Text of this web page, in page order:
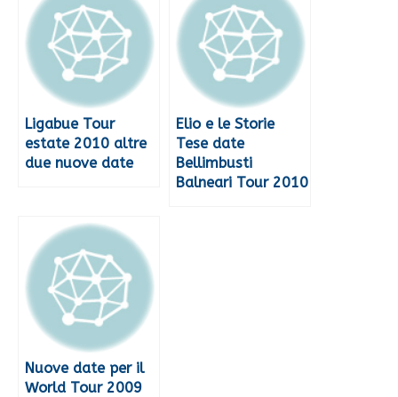
Ligabue Tour
estate 2010 altre
due nuove date
Elio e le Storie
Tese date
Bellimbusti
Balneari Tour 2010
Nuove date per il
World Tour 2009